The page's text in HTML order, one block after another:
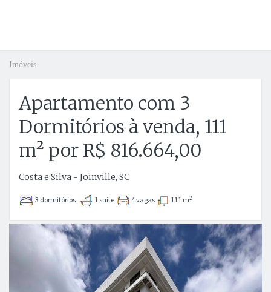
Imóveis
Apartamento com 3
Dormitórios à venda, 111
m² por R$ 816.664,00
Costa e Silva - Joinville, SC
3 dormitórios 1 suíte 4 vagas 111 m2
Anterior